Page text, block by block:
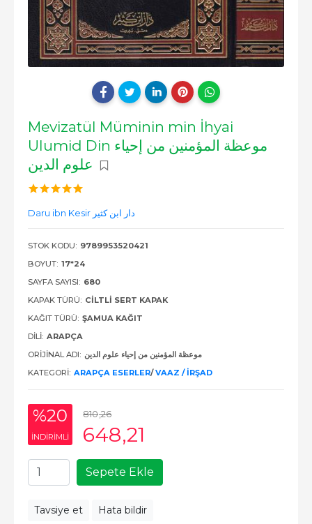
Mevizatül Müminin min İhyai
Ulumid Din موعظة المؤمنين من إحياء
Daru ibn Kesir دار ابن كثير
STOK KODU: 9789953520421
BOYUT: 17*24
SAYFA SAYISI: 680
KAPAK TÜRÜ: CILTLI SERT KAPAK
KAĞIT TÜRÜ: ŞAMUA KAĞIT
DILI: ARAPÇA
ORIJINAL ADI: موعظة المؤمنين من إحياء علوم الدين
KATEGORI: ARAPÇA ESERLER/VAAZ / İRŞAD
%20
INDIRIMLI
810,26
648,21
Sepete Ekle
Tavsiye et Hata bildir